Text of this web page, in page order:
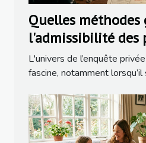
Quelles
l'admissibilité des
détective ?
L'univers de l’enquête
fascine, notamment lorsqu’il